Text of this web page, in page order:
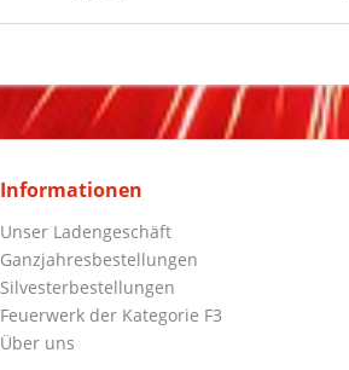
Informationen
Unser Ladengeschäft
Ganzjahresbestellungen
Silvesterbestellungen
Feuerwerk der Kategorie F3
Über uns